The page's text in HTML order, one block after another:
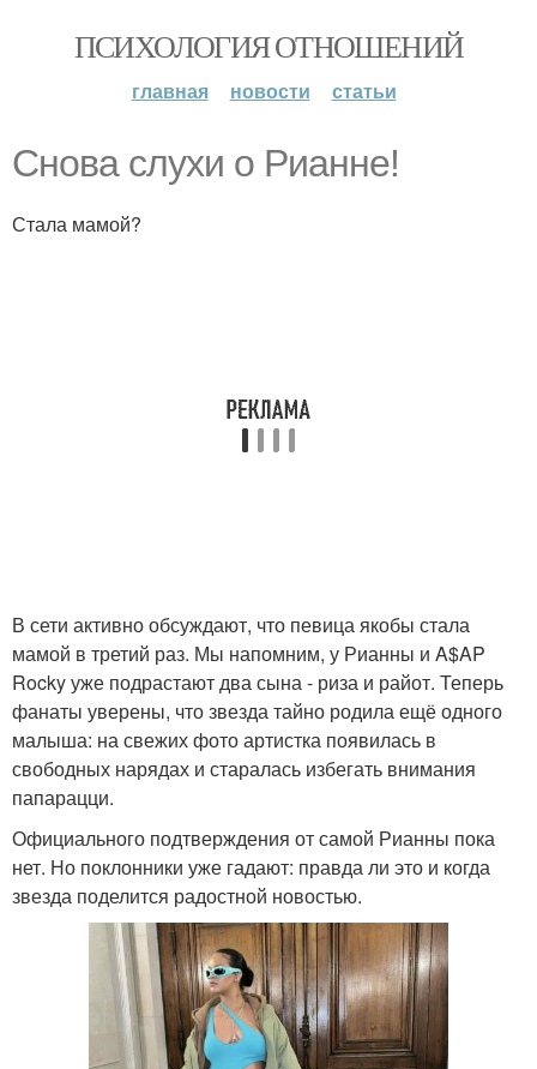
ПСИХОЛОГИЯ ОТНОШЕНИЙ
главная новости статьи
Снова слухи о Рианне!
Стала мамой?
В сети активно обсуждают, что певица якобы стала
мамой в третий раз. Мы напомним, у Рианны и A$AP
Rocky уже подрастают два сына - риза и райот. Теперь
фанаты уверены, что звезда тайно родила ещё одного
малыша: на свежих фото артистка появилась в
свободных нарядах и старалась избегать внимания
папарацци.
Официального подтверждения от самой Рианны пока
нет. Но поклонники уже гадают: правда ли это и когда
звезда поделится радостной новостью.